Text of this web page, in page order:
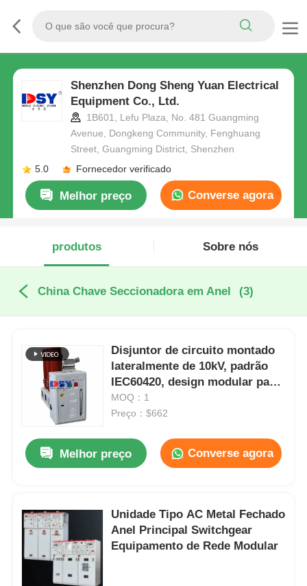
Shenzhen Dong Sheng Yuan Electrical
Equipment Co., Ltd.
1B601, Lefu Plaza, No. 481 Guangming
Avenue, Dongkeng Community, Fenghuang
Street, Guangming District, Shenzhen
5.0
Fornecedor verificado
Melhor preço Converse agora
produtos Sobre nós
China Chave Seccionadora em Anel (3)
Disjuntor de circuito montado
lateralmente de 10kV, padrão
IEC60420, design modular para
unidade principal em anel
MOQ：1
Preço：$662
Melhor preço Converse agora
Unidade Tipo AC Metal Fechado
Anel Principal Switchgear
Equipamento de Rede Modular